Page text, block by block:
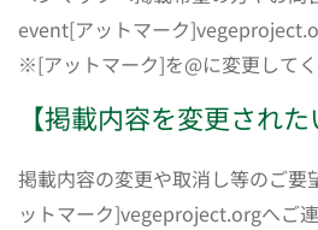
event[アットマーク
※[アットマーク]を@に変更してく
【掲載内容を変更された
掲載内容の変更や取消し等のご
ットマーク]vegeproject.orgへご